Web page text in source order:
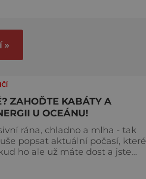
vzácnými rostlinami, jako je
»
ZAHOĎTE KABÁTY A
U OCEÁNU!
rána, chladno a mlha - tak
popsat aktuální počasí, které
ho ale už máte dost a jste
energii, máme pro